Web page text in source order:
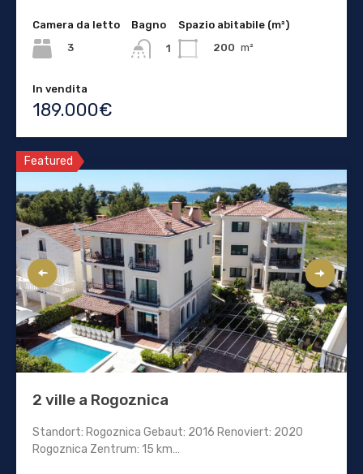
Camera da letto
3
Bagno
1
Spazio abitabile (m²)
200 m²
In vendita
189.000€
Featured
2 ville a Rogoznica
Standort: Rogoznica Gebaut: 2016 Renoviert: 2020
Rogoznica Zentrum: 15 km…